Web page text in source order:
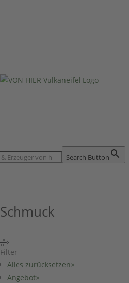
Search Button
Schmuck
Filter
Alles zurücksetzen×
Angebot×